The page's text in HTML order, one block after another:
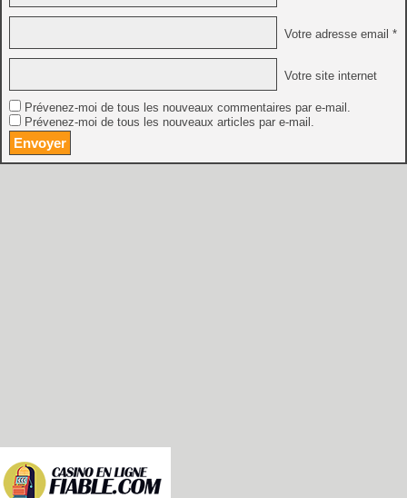
Votre adresse email *
Votre site internet
Prévenez-moi de tous les nouveaux commentaires par e-mail.
Prévenez-moi de tous les nouveaux articles par e-mail.